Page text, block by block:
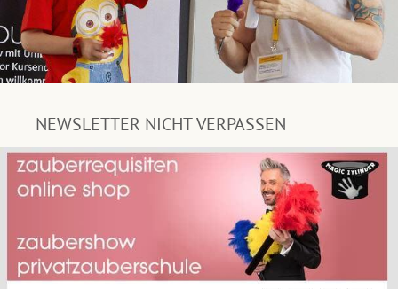
NEWSLETTER NICHT VERPASSEN